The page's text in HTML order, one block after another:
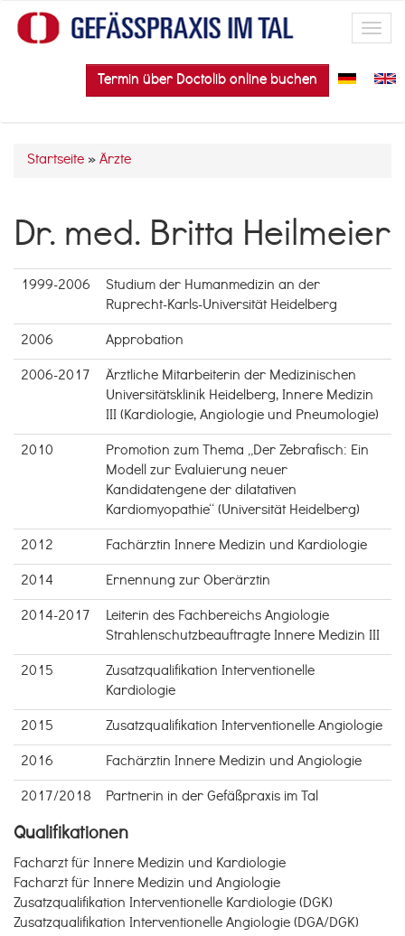
Direkt zum Inhalt
Termin über Doctolib online buchen
Sie sind hier
Startseite »Ärzte
Dr. med. Britta Heilmeier
1999-2006
Studium der Humanmedizin an der
Ruprecht-Karls-Universität Heidelberg
2006
Approbation
2006-2017
Ärztliche Mitarbeiterin der Medizinischen
Universitätsklinik Heidelberg, Innere Medizin
III (Kardiologie, Angiologie und Pneumologie)
2010
Promotion zum Thema „Der Zebrafisch: Ein
Modell zur Evaluierung neuer
Kandidatengene der dilatativen
Kardiomyopathie“ (Universität Heidelberg)
2012
Fachärztin Innere Medizin und Kardiologie
2014
Ernennung zur Oberärztin
2014-2017
Leiterin des Fachbereichs Angiologie
Strahlenschutzbeauftragte Innere Medizin III
2015
Zusatzqualifikation Interventionelle
Kardiologie
2015
Zusatzqualifikation Interventionelle Angiologie
2016
Fachärztin Innere Medizin und Angiologie
2017/2018
Partnerin in der Gefäßpraxis im Tal
Qualifikationen
Facharzt für Innere Medizin und Kardiologie
Facharzt für Innere Medizin und Angiologie
Zusatzqualifikation Interventionelle Kardiologie (DGK)
Zusatzqualifikation Interventionelle Angiologie (DGA/DGK)